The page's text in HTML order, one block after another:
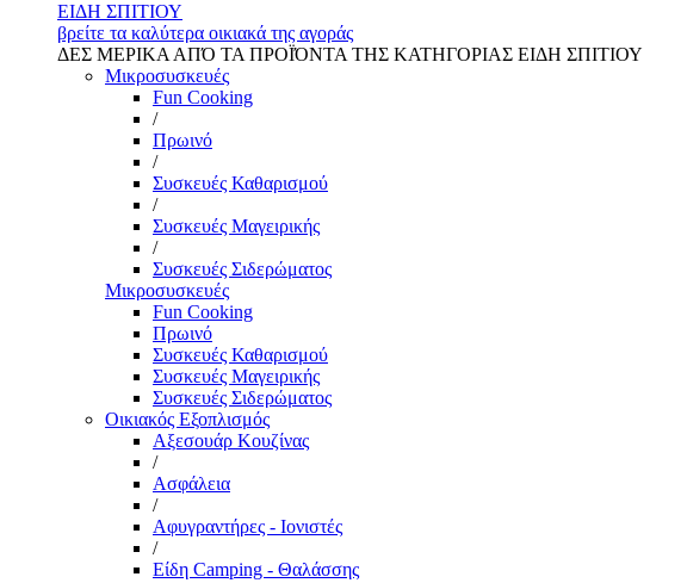
ΕΙΔΗ ΣΠΙΤΙΟΥ
βρείτε τα καλύτερα οικιακά της αγοράς
ΔΕΣ ΜΕΡΙΚΑ ΑΠΌ ΤΑ ΠΡΟΪΌΝΤΑ ΤΗΣ ΚΑΤΗΓΟΡΙΑΣ ΕΙΔΗ ΣΠΙΤΙΟΥ
Μικροσυσκευές
Fun Cooking
/
Πρωινό
/
Συσκευές Καθαρισμού
/
Συσκευές Μαγειρικής
/
Συσκευές Σιδερώματος
Μικροσυσκευές
Fun Cooking
Πρωινό
Συσκευές Καθαρισμού
Συσκευές Μαγειρικής
Συσκευές Σιδερώματος
Οικιακός Εξοπλισμός
Αξεσουάρ Κουζίνας
/
Ασφάλεια
/
Αφυγραντήρες - Ιονιστές
/
Είδη Camping - Θαλάσσης